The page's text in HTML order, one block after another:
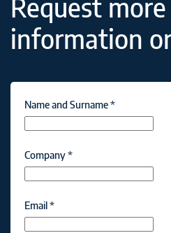
Request more
information
Name and Surname*
Company*
Email*